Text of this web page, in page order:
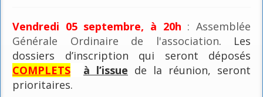
Vendredi 05 septembre, à 20h : Assemblée
Générale Ordinaire de l'association. Les
dossiers d’inscription qui seront déposés
COMPLETS
à l’issue de la réunion, seront
prioritaires.